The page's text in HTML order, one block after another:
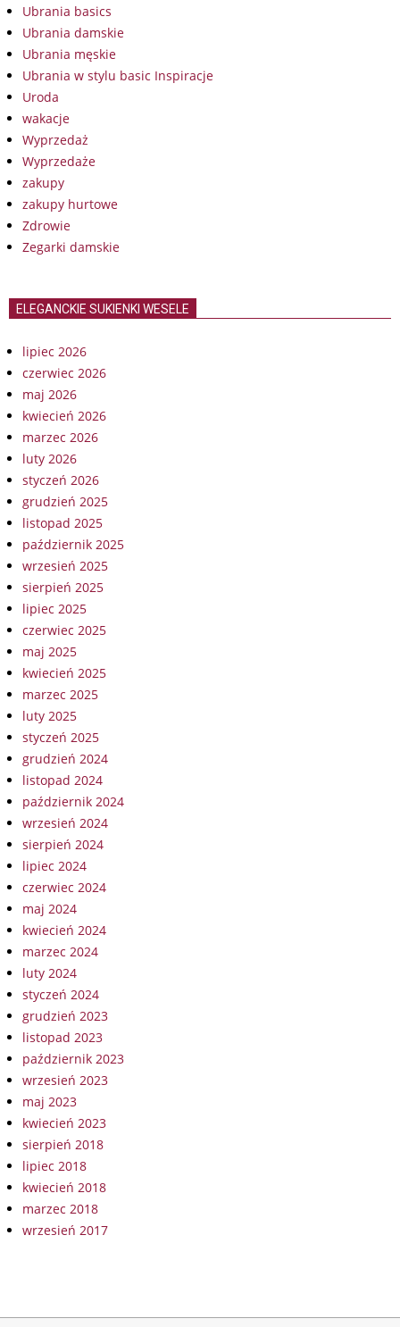
Ubrania basics
Ubrania damskie
Ubrania męskie
Ubrania w stylu basic Inspiracje
Uroda
wakacje
Wyprzedaż
Wyprzedaże
zakupy
zakupy hurtowe
Zdrowie
Zegarki damskie
ELEGANCKIE SUKIENKI WESELE
lipiec 2026
czerwiec 2026
maj 2026
kwiecień 2026
marzec 2026
luty 2026
styczeń 2026
grudzień 2025
listopad 2025
październik 2025
wrzesień 2025
sierpień 2025
lipiec 2025
czerwiec 2025
maj 2025
kwiecień 2025
marzec 2025
luty 2025
styczeń 2025
grudzień 2024
listopad 2024
październik 2024
wrzesień 2024
sierpień 2024
lipiec 2024
czerwiec 2024
maj 2024
kwiecień 2024
marzec 2024
luty 2024
styczeń 2024
grudzień 2023
listopad 2023
październik 2023
wrzesień 2023
maj 2023
kwiecień 2023
sierpień 2018
lipiec 2018
kwiecień 2018
marzec 2018
wrzesień 2017